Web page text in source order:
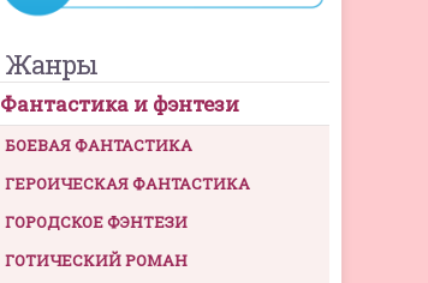
Жанры
Фантастика и фэнтези
БОЕВАЯ ФАНТАСТИКА
ГЕРОИЧЕСКАЯ ФАНТАСТИКА
ГОРОДСКОЕ ФЭНТЕЗИ
ГОТИЧЕСКИЙ РОМАН